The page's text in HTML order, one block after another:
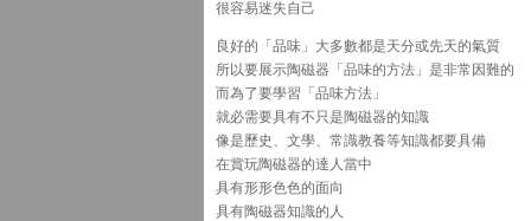
很容易迷失自己
良好的「品味」大多數都是天分或先天的氣質
所以要展示陶磁器「品味的方法」是非常因難的
而為了要學習「品味方法」
就必需要具有不只是陶磁器的知識
像是歷史、文學、常識教養等知識都要具備
在賞玩陶磁器的達人當中
具有形形色色的面向
具有陶磁器知識的人